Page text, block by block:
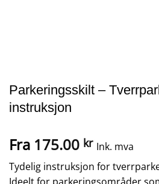
Parkeringsskilt –
instruksjon
Fra 175.00 kr Ink. mva
Tydelig instruksjon for